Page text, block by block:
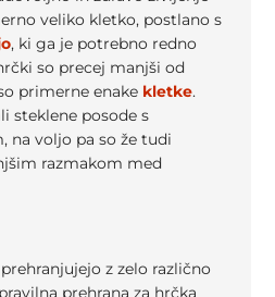
veliko kletko, postlano s
, ki ga je potrebno redno
so precej manjši od
primerne enake kletke.
steklene posode s
na voljo pa so že tudi
razmakom med
z zelo različno
prehrana za hrčka